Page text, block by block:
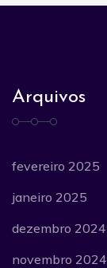
Arquivos
fevereiro 2025
janeiro 2025
dezembro 2024
novembro 2024